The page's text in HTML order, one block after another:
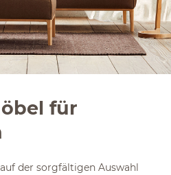
für
der sorgfältigen Auswahl